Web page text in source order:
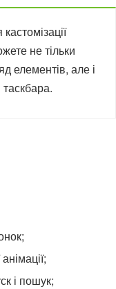
не тільки
елементів, але і
таскбара.
і пошук;